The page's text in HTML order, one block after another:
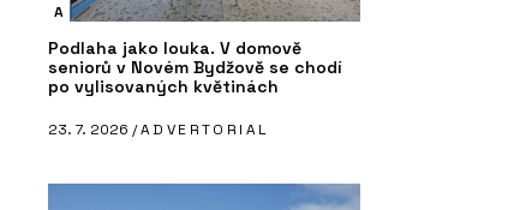
A
Podlaha jako louka. V domově
seniorů v Novém Bydžově se chodí
po vylisovaných květinách
23. 7. 2026 /ADVERTORIAL